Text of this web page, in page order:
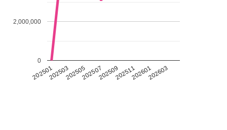
202501202503202505202507202509202511202601202603
0
2,000,000